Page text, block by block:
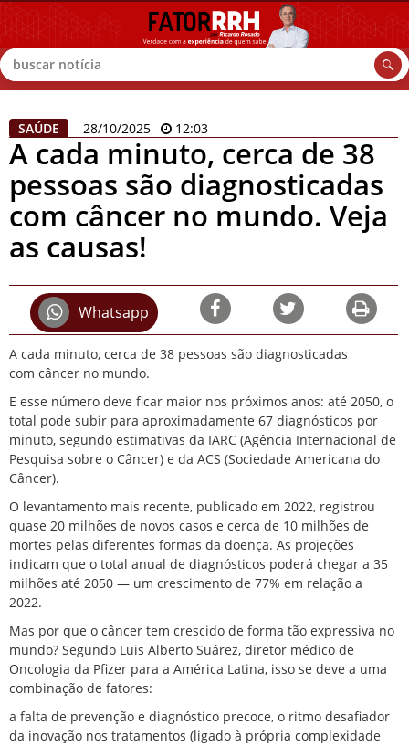
Buscar
SAÚDE 28/10/2025 12:03
A cada minuto, cerca de 38
pessoas são diagnosticadas
com câncer no mundo. Veja
as causas!
Whatsapp
A cada minuto, cerca de 38 pessoas são diagnosticadas
com câncer no mundo.
E esse número deve ficar maior nos próximos anos: até 2050, o
total pode subir para aproximadamente 67 diagnósticos por
minuto, segundo estimativas da IARC (Agência Internacional de
Pesquisa sobre o Câncer) e da ACS (Sociedade Americana do
Câncer).
O levantamento mais recente, publicado em 2022, registrou
quase 20 milhões de novos casos e cerca de 10 milhões de
mortes pelas diferentes formas da doença. As projeções
indicam que o total anual de diagnósticos poderá chegar a 35
milhões até 2050 — um crescimento de 77% em relação a
2022.
Mas por que o câncer tem crescido de forma tão expressiva no
mundo? Segundo Luis Alberto Suárez, diretor médico de
Oncologia da Pfizer para a América Latina, isso se deve a uma
combinação de fatores:
a falta de prevenção e diagnóstico precoce, o ritmo desafiador
da inovação nos tratamentos (ligado à própria complexidade